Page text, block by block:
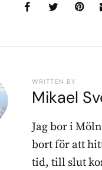
WRITTEN BY
Mikael
Jag bor i
bort för att
tid, till slut